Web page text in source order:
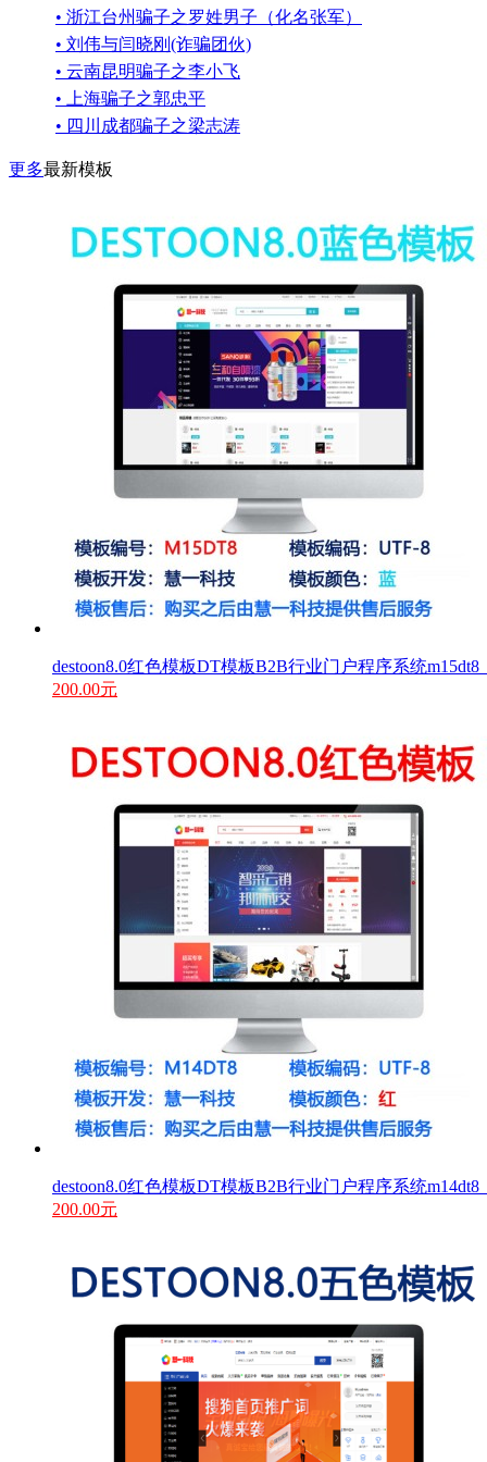
• 浙江台州骗子之罗姓男子（化名张军）
• 刘伟与闫晓刚(诈骗团伙)
• 云南昆明骗子之李小飞
• 上海骗子之郭忠平
• 四川成都骗子之梁志涛
更多最新模板
destoon8.0红色模板DT模板B2B行业门户程序系统m15dt8
200.00元
destoon8.0红色模板DT模板B2B行业门户程序系统m14dt8
200.00元